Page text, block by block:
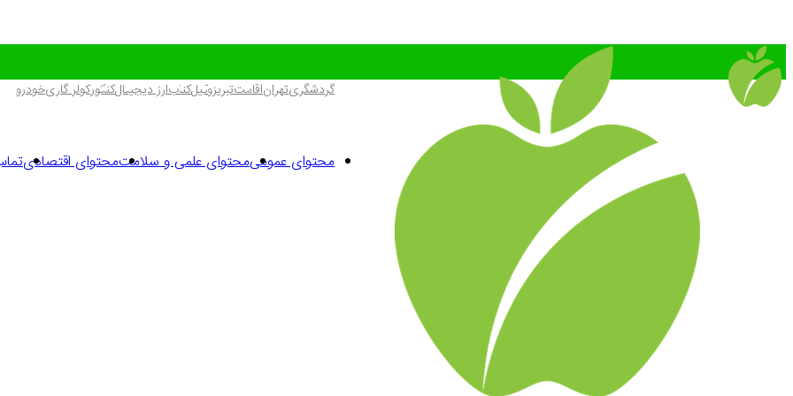
گردشگریتهراناقامتتبریزوکیلکتابارز دیجیتالکنکورکولر گازیخودرو
محتوای عمومیمحتوای علمی و سلامتمحتوای اقتصادی